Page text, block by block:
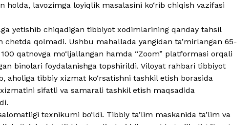
lavozimga loyiqlik masalasini ko‘rib chiqish vazifasi
yetishib chiqadigan tibbiyot xodimlarining qanday tahsil
chetda qolmadi. Ushbu mahallada yangidan ta’mirlangan 65-
100 qatnovga mo‘ljallangan hamda “Zoom” platformasi orqali
binolari foydalanishga topshirildi. Viloyat rahbari tibbiyot
aholiga tibbiy xizmat ko‘rsatishni tashkil etish borasida
sifatli va samarali tashkil etish maqsadida
texnikumi bo‘ldi. Tibbiy ta’lim maskanida ta’lim va